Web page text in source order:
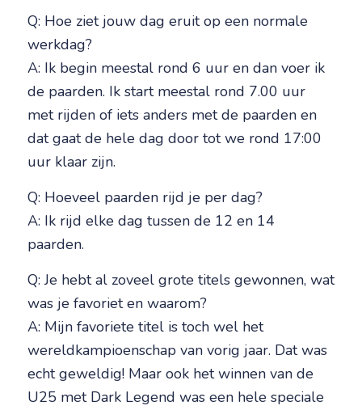
Q: Hoe ziet jouw dag eruit op een normale
werkdag?
A: Ik begin meestal rond 6 uur en dan voer ik
de paarden. Ik start meestal rond 7.00 uur
met rijden of iets anders met de paarden en
dat gaat de hele dag door tot we rond 17:00
uur klaar zijn.
Q: Hoeveel paarden rijd je per dag?
A: Ik rijd elke dag tussen de 12 en 14
paarden.
Q: Je hebt al zoveel grote titels gewonnen, wat
was je favoriet en waarom?
A: Mijn favoriete titel is toch wel het
wereldkampioenschap van vorig jaar. Dat was
echt geweldig! Maar ook het winnen van de
U25 met Dark Legend was een hele speciale